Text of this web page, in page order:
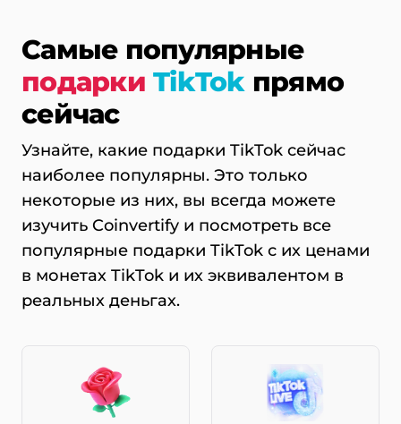
Самые популярные
подарки TikTokпрямо
сейчас
Узнайте, какие подарки TikTok сейчас
наиболее популярны. Это только
некоторые из них, вы всегда можете
изучить Coinvertify и посмотреть все
популярные подарки TikTok с их ценами
в монетах TikTok и их эквивалентом в
реальных деньгах.